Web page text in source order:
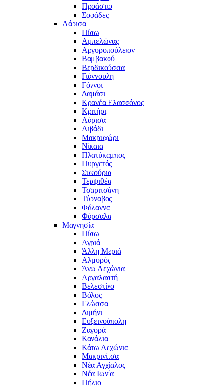
Προάστιο
Σοφάδες
Λάρισα
Πίσω
Αμπελώνας
Αργυροπούλειον
Βαμβακού
Βερδικούσσα
Γιάννουλη
Γόννοι
Δαμάσι
Κρανέα Ελασσόνος
Κριτήρι
Λάρισα
Λιβάδι
Μακρυχώρι
Νίκαια
Πλατύκαμπος
Πυργετός
Συκούριο
Τερψιθέα
Τσαριτσάνη
Τύρναβος
Φάλαννα
Φάρσαλα
Μαγνησία
Πίσω
Αγριά
Άλλη Μεριά
Αλμυρός
Άνω Λεχώνια
Αργαλαστή
Βελεστίνο
Βόλος
Γλώσσα
Διμήνι
Ευξεινούπολη
Ζαγορά
Κανάλια
Κάτω Λεχώνια
Μακρινίτσα
Νέα Αγχίαλος
Νέα Ιωνία
Πήλιο